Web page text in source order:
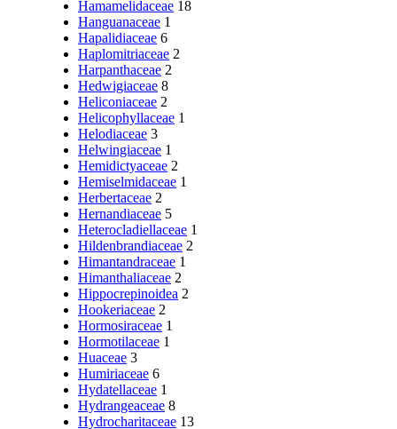
Hamamelidaceae 18
Hanguanaceae 1
Hapalidiaceae 6
Haplomitriaceae 2
Harpanthaceae 2
Hedwigiaceae 8
Heliconiaceae 2
Helicophyllaceae 1
Helodiaceae 3
Helwingiaceae 1
Hemidictyaceae 2
Hemiselmidaceae 1
Herbertaceae 2
Hernandiaceae 5
Heterocladiellaceae 1
Hildenbrandiaceae 2
Himantandraceae 1
Himanthaliaceae 2
Hippocrepinoidea 2
Hookeriaceae 2
Hormosiraceae 1
Hormotilaceae 1
Huaceae 3
Humiriaceae 6
Hydatellaceae 1
Hydrangeaceae 8
Hydrocharitaceae 13